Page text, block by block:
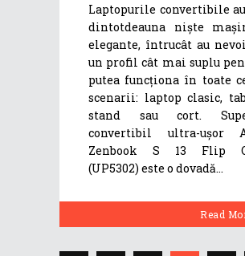
Laptopurile convertibile
dintotdeauna niște
elegante, întrucât au
un profil cât mai suplu
putea funcționa în toate
scenarii: laptop clasic,
stand sau cort.
convertibil ultra-ușor
Zenbook S 13 Flip
(UP5302) este o dovadă
Read